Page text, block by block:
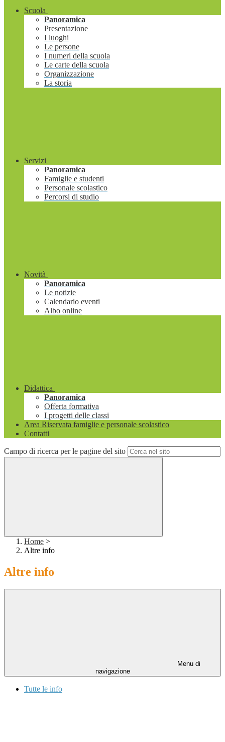
Scuola
Panoramica
Presentazione
I luoghi
Le persone
I numeri della scuola
Le carte della scuola
Organizzazione
La storia
Servizi
Panoramica
Famiglie e studenti
Personale scolastico
Percorsi di studio
Novità
Panoramica
Le notizie
Calendario eventi
Albo online
Didattica
Panoramica
Offerta formativa
I progetti delle classi
Area Riservata famiglie e personale scolastico
Contatti
Campo di ricerca per le pagine del sito
Home >
Altre info
Altre info
Menu di
navigazione
Tutte le info